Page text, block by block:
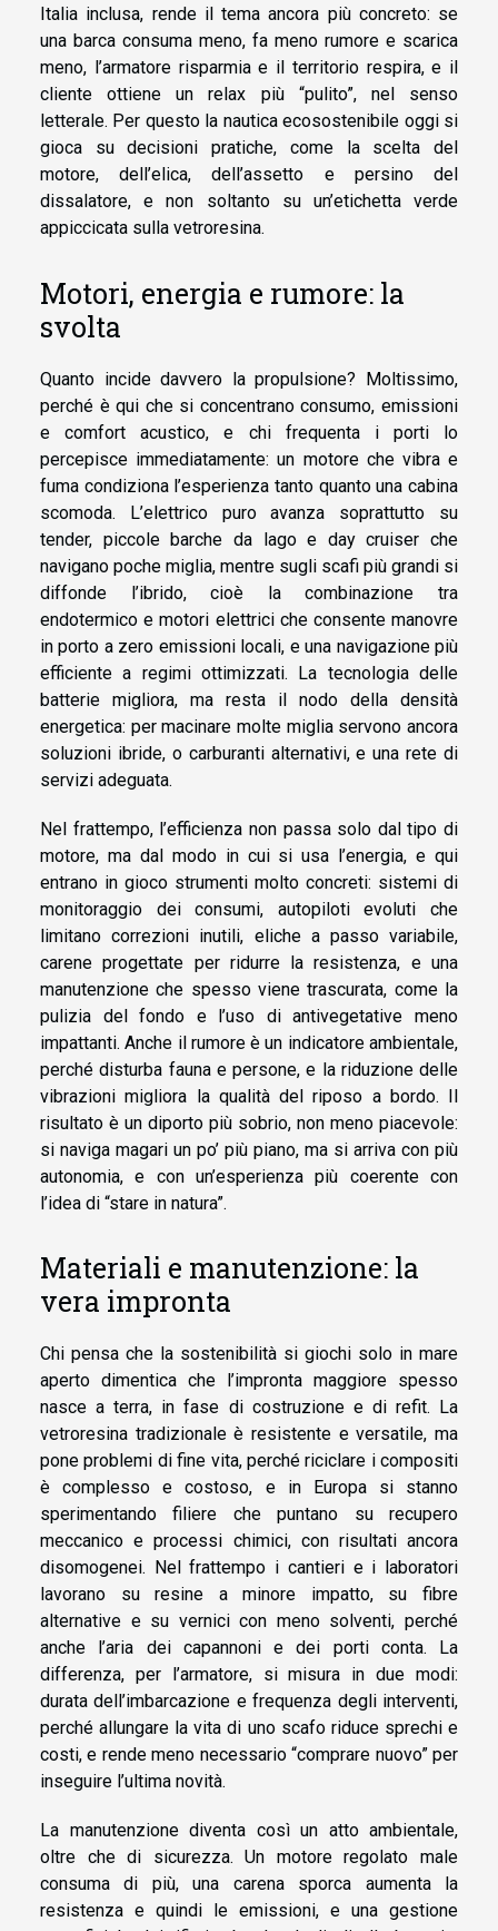
Italia inclusa, rende il tema ancora più concreto: se
una barca consuma meno, fa meno rumore e scarica
meno, l’armatore risparmia e il territorio respira, e il
cliente ottiene un relax più “pulito”, nel senso
letterale. Per questo la nautica ecosostenibile oggi si
gioca su decisioni pratiche, come la scelta del
motore, dell’elica, dell’assetto e persino del
dissalatore, e non soltanto su un’etichetta verde
appiccicata sulla vetroresina.
Motori, energia e rumore: la
svolta
Quanto incide davvero la propulsione? Moltissimo,
perché è qui che si concentrano consumo, emissioni
e comfort acustico, e chi frequenta i porti lo
percepisce immediatamente: un motore che vibra e
fuma condiziona l’esperienza tanto quanto una cabina
scomoda. L’elettrico puro avanza soprattutto su
tender, piccole barche da lago e day cruiser che
navigano poche miglia, mentre sugli scafi più grandi si
diffonde l’ibrido, cioè la combinazione tra
endotermico e motori elettrici che consente manovre
in porto a zero emissioni locali, e una navigazione più
efficiente a regimi ottimizzati. La tecnologia delle
batterie migliora, ma resta il nodo della densità
energetica: per macinare molte miglia servono ancora
soluzioni ibride, o carburanti alternativi, e una rete di
servizi adeguata.
Nel frattempo, l’efficienza non passa solo dal tipo di
motore, ma dal modo in cui si usa l’energia, e qui
entrano in gioco strumenti molto concreti: sistemi di
monitoraggio dei consumi, autopiloti evoluti che
limitano correzioni inutili, eliche a passo variabile,
carene progettate per ridurre la resistenza, e una
manutenzione che spesso viene trascurata, come la
pulizia del fondo e l’uso di antivegetative meno
impattanti. Anche il rumore è un indicatore ambientale,
perché disturba fauna e persone, e la riduzione delle
vibrazioni migliora la qualità del riposo a bordo. Il
risultato è un diporto più sobrio, non meno piacevole:
si naviga magari un po’ più piano, ma si arriva con più
autonomia, e con un’esperienza più coerente con
l’idea di “stare in natura”.
Materiali e manutenzione: la
vera impronta
Chi pensa che la sostenibilità si giochi solo in mare
aperto dimentica che l’impronta maggiore spesso
nasce a terra, in fase di costruzione e di refit. La
vetroresina tradizionale è resistente e versatile, ma
pone problemi di fine vita, perché riciclare i compositi
è complesso e costoso, e in Europa si stanno
sperimentando filiere che puntano su recupero
meccanico e processi chimici, con risultati ancora
disomogenei. Nel frattempo i cantieri e i laboratori
lavorano su resine a minore impatto, su fibre
alternative e su vernici con meno solventi, perché
anche l’aria dei capannoni e dei porti conta. La
differenza, per l’armatore, si misura in due modi:
durata dell’imbarcazione e frequenza degli interventi,
perché allungare la vita di uno scafo riduce sprechi e
costi, e rende meno necessario “comprare nuovo” per
inseguire l’ultima novità.
La manutenzione diventa così un atto ambientale,
oltre che di sicurezza. Un motore regolato male
consuma di più, una carena sporca aumenta la
resistenza e quindi le emissioni, e una gestione